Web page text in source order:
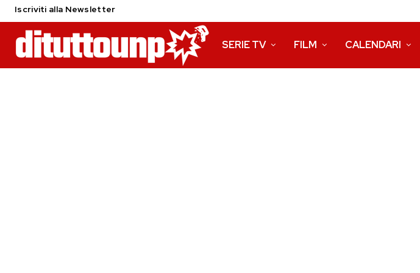
Iscriviti alla Newsletter
SERIE TV FILM CALENDARI